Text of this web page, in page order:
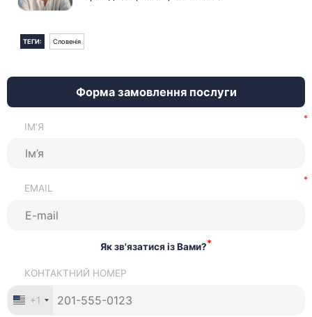
ТЕГИ: Словенія
Форма замовлення послуги
ІМ’Я
EMAIL
Як зв'язатися із Вами?*
КОНТАКТНИЙ НОМЕР
+1